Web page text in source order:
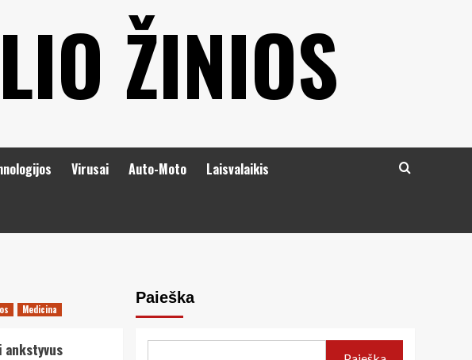
ŽINIOS
Virusai Auto-Moto Laisvalaikis
Medicina
ankstyvus
Paieška